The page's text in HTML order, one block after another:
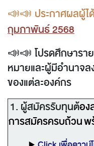
📣📣 ประกาศผลผู้ไ
กุมภาพันธ์ 2568
📣📣 โปรดศึกษารา
หมายและผู้มีอำนาจ
ของแต่ละองค์กร
1. ผู้สมัครรับทุนต้อง
การสมัครครบถ้วนพ